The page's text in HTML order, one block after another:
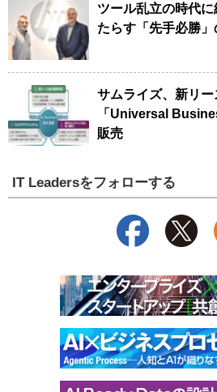
ツール乱立の時代
たらす「先手必勝」
サムライズ、新リ
「Universal
販売
IT Leadersをフォローする